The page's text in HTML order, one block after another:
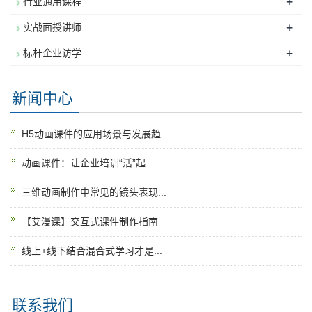
实战面授讲师 +
标杆企业访学 +
新闻中心
H5动画课件的应用场景与发展趋...
动画课件：让企业培训“活”起...
三维动画制作中常见的镜头表现...
【艾漫课】交互式课件制作指南
线上+线下结合混合式学习才是...
联系我们